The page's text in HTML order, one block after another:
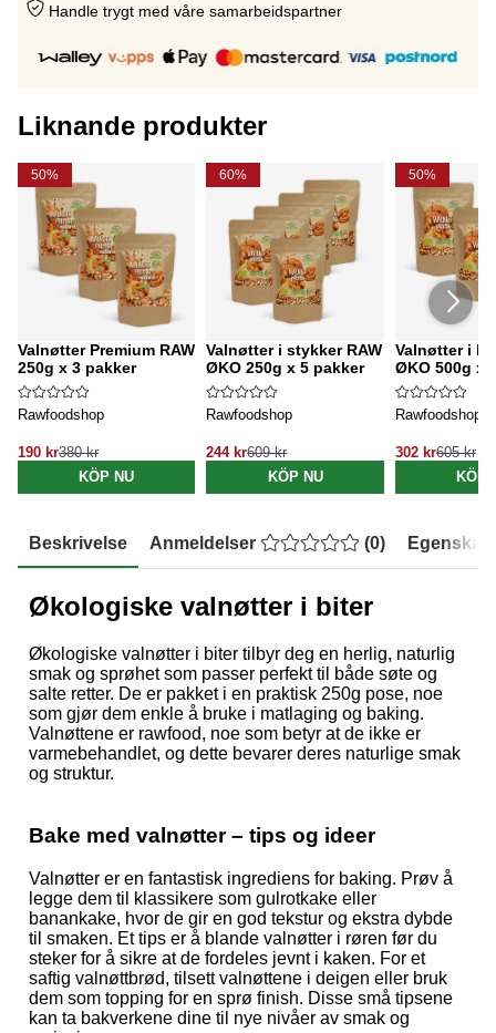
Handle trygt med våre samarbeidspartner
Liknande produkter
50%
Valnøtter Premium RAW
250g x 3 pakker
Rawfoodshop
190 kr380 kr
KÖP NU
60%
Valnøtter i stykker RAW
ØKO 250g x 5 pakker
Rawfoodshop
244 kr609 kr
KÖP NU
50%
Valnøtter i
ØKO 500g x
Rawfoodshop
302 kr605 kr
KÖP
Beskrivelse Anmeldelser (0)
Økologiske valnøtter i biter
Økologiske valnøtter i biter tilbyr deg en herlig, naturlig
smak og sprøhet som passer perfekt til både søte og
salte retter. De er pakket i en praktisk 250g pose, noe
som gjør dem enkle å bruke i matlaging og baking.
Valnøttene er rawfood, noe som betyr at de ikke er
varmebehandlet, og dette bevarer deres naturlige smak
og struktur.
Bake med valnøtter – tips og ideer
Valnøtter er en fantastisk ingrediens for baking. Prøv å
legge dem til klassikere som gulrotkake eller
banankake, hvor de gir en god tekstur og ekstra dybde
til smaken. Et tips er å blande valnøtter i røren før du
steker for å sikre at de fordeles jevnt i kaken. For et
saftig valnøttbrød, tilsett valnøttene i deigen eller bruk
dem som topping for en sprø finish. Disse små tipsene
kan ta bakverkene dine til nye nivåer av smak og